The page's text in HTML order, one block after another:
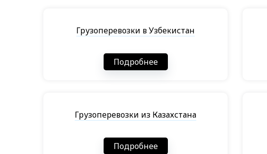
Грузоперевозки в Узбекистан
Подробнее
Грузоперевозки из Казахстана
Подробнее